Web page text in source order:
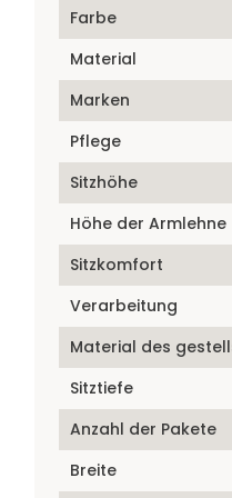
Farbe
Material
Marken
Pflege
Sitzhöhe
Höhe der Armlehne
Sitzkomfort
Verarbeitung
Material des
Sitztiefe
Anzahl der Pakete
Breite